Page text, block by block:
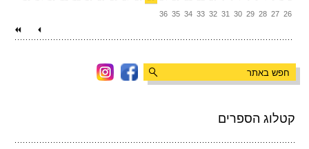
קטלוג הספרים
26
27
28
29
30
31
32
33
34
35
36